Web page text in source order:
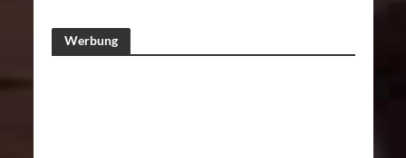
Werbung